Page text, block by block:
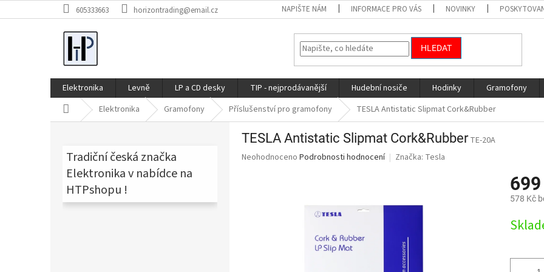
na
605333663 horizontrading@email.cz NAPIŠTE NÁM INFORMACE PRO VÁS NOVINKY
HLEDAT
Elektronika Levně LP a CD desky TIP - nejprodávanější Hudební nosiče Hodinky Gramofony
Domů Elektronika Gramofony Příslušenství pro gramofony TESLA Antistatic Slipmat Cork&Rubber
Tradiční česká značka
Elektronika v nabídce na
HTPshopu !
TESLA Antistatic Slipmat Cork&Rubber TE-20A
Průměrné
Neohodnoceno Podrobnosti hodnocení Značka: Tesla
578 Kč
cena: